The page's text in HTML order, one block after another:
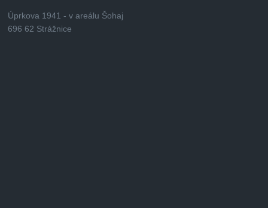
Úprkova 1941 - v areálu Šohaj
696 62 Strážnice